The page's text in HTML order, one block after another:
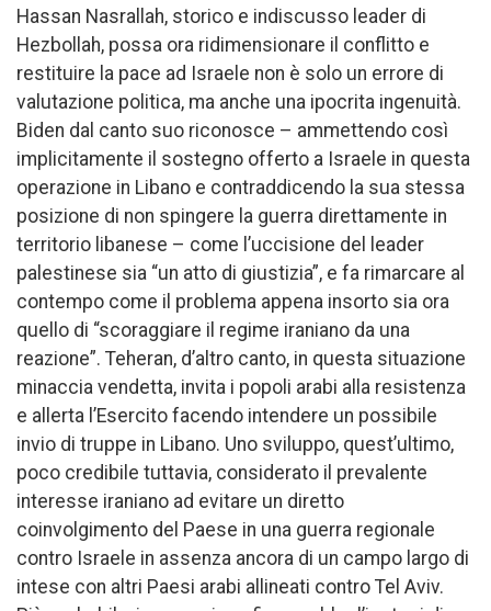
Hassan Nasrallah, storico e indiscusso leader di
Hezbollah, possa ora ridimensionare il conflitto e
restituire la pace ad Israele non è solo un errore di
valutazione politica, ma anche una ipocrita ingenuità.
Biden dal canto suo riconosce – ammettendo così
implicitamente il sostegno offerto a Israele in questa
operazione in Libano e contraddicendo la sua stessa
posizione di non spingere la guerra direttamente in
territorio libanese – come l’uccisione del leader
palestinese sia “un atto di giustizia”, e fa rimarcare al
contempo come il problema appena insorto sia ora
quello di “scoraggiare il regime iraniano da una
reazione”. Teheran, d’altro canto, in questa situazione
minaccia vendetta, invita i popoli arabi alla resistenza
e allerta l’Esercito facendo intendere un possibile
invio di truppe in Libano. Uno sviluppo, quest’ultimo,
poco credibile tuttavia, considerato il prevalente
interesse iraniano ad evitare un diretto
coinvolgimento del Paese in una guerra regionale
contro Israele in assenza ancora di un campo largo di
intese con altri Paesi arabi allineati contro Tel Aviv.